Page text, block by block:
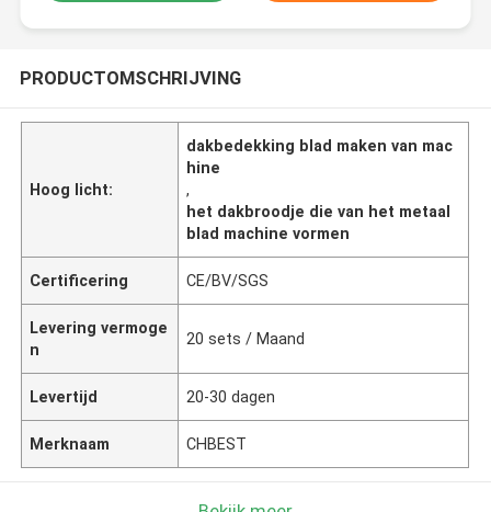
PRODUCTOMSCHRIJVING
Hoog licht:
dakbedekking blad maken van mac
hine
,
het dakbroodje die van het metaal
blad machine vormen
Certificering CE/BV/SGS
Levering vermoge
n
20 sets / Maand
Levertijd 20-30 dagen
Merknaam CHBEST